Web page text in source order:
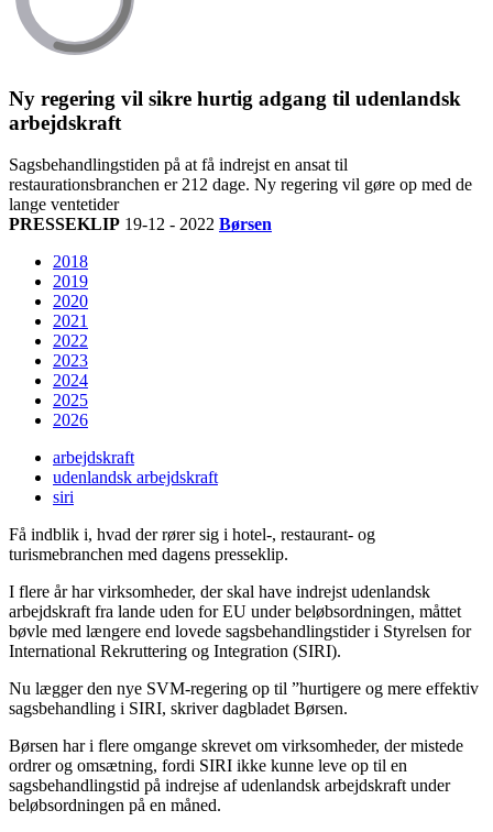
Ny regering vil sikre hurtig adgang til udenlandsk
arbejdskraft
Sagsbehandlingstiden på at få indrejst en ansat til
restaurationsbranchen er 212 dage. Ny regering vil gøre op med de
lange ventetider
PRESSEKLIP 19-12 - 2022 Børsen
2018
2019
2020
2021
2022
2023
2024
2025
2026
arbejdskraft
udenlandsk arbejdskraft
siri
Få indblik i, hvad der rører sig i hotel-, restaurant- og
turismebranchen med dagens presseklip.
I flere år har virksomheder, der skal have indrejst udenlandsk
arbejdskraft fra lande uden for EU under beløbsordningen, måttet
bøvle med længere end lovede sagsbehandlingstider i Styrelsen for
International Rekruttering og Integration (SIRI).
Nu lægger den nye SVM-regering op til ”hurtigere og mere effektiv
sagsbehandling i SIRI, skriver dagbladet Børsen.
Børsen har i flere omgange skrevet om virksomheder, der mistede
ordrer og omsætning, fordi SIRI ikke kunne leve op til en
sagsbehandlingstid på indrejse af udenlandsk arbejdskraft under
beløbsordningen på en måned.